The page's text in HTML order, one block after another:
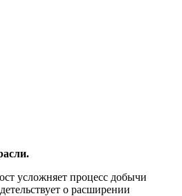
усложняет процесс добычи
о расширении